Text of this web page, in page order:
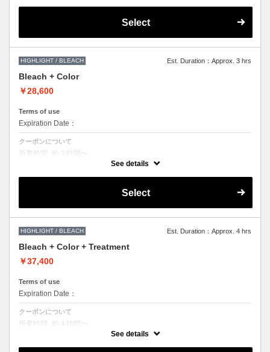
1度のブリーチでは表現できない場合もございますので
●髪の長さにより別途ロング料金を頂戴いたします。
Select
HIGHLIGHT / BLEACH Est. Duration：Approx. 3 hrs
Bleach + Color
￥28,600
Terms of use
Expiration Date：
クーポンについて
所要時間_約３時間〜
ブリーチによる枝毛切れ毛などのダメージをカットするケアブリーチを
ださいませ。
●ご希望の色やカラー履歴、デザインによっては
施術時間、料金が前後する場合がございます。
●髪の長さにより別途ロング料金を頂戴いたします。
See details
Select
HIGHLIGHT / BLEACH Est. Duration：Approx. 4 hrs
Bleach + Color + Treatment
￥37,400
Terms of use
Expiration Date：
クーポンについて
所要時間_約４時間〜
ブリーチによる枝毛切れ毛などのダメージをカットするケアブリーチを
ださいませ。
See details